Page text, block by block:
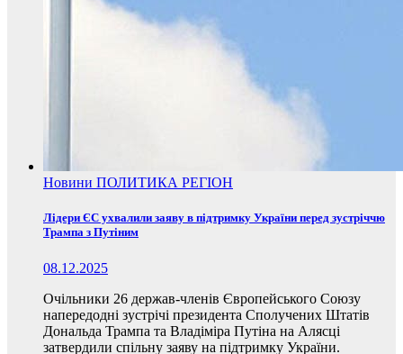
Новини ПОЛИТИКА РЕГІОН
Лідери ЄС ухвалили заяву в підтримку України перед зустріччю
Трампа з Путіним
08.12.2025
Очільники 26 держав-членів Європейського Союзу
напередодні зустрічі президента Сполучених Штатів
Дональда Трампа та Владіміра Путіна на Алясці
затвердили спільну заяву на підтримку України.